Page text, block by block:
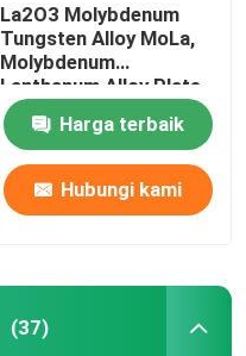
La2O3 Molybdenum
Tungsten Alloy MoLa,
Molybdenum
Lanthanum Alloy Plate
Harga terbaik
Hubungi kami
(37)